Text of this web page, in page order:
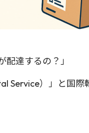
配達するの？」
Service）」と国際